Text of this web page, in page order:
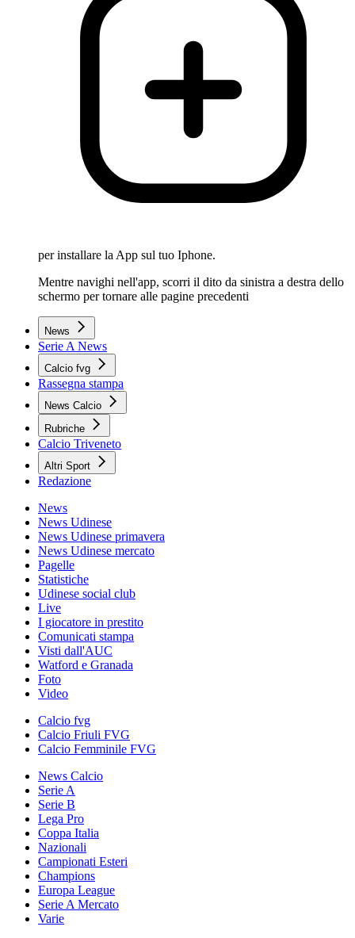
per installare la App sul tuo Iphone.
Mentre navighi nell'app, scorri il dito da sinistra a destra dello
schermo per tornare alle pagine precedenti
News
Serie A News
Calcio fvg
Rassegna stampa
News Calcio
Rubriche
Calcio Triveneto
Altri Sport
Redazione
News
News Udinese
News Udinese primavera
News Udinese mercato
Pagelle
Statistiche
Udinese social club
Live
I giocatore in prestito
Comunicati stampa
Visti dall'AUC
Watford e Granada
Foto
Video
Calcio fvg
Calcio Friuli FVG
Calcio Femminile FVG
News Calcio
Serie A
Serie B
Lega Pro
Coppa Italia
Nazionali
Campionati Esteri
Champions
Europa League
Serie A Mercato
Varie